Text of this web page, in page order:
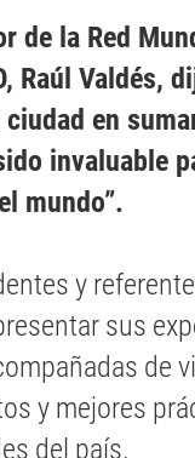
de la Red
Raúl Valdés,
en
invaluable
mundo”.
y
sus
de
y mejores
del país.